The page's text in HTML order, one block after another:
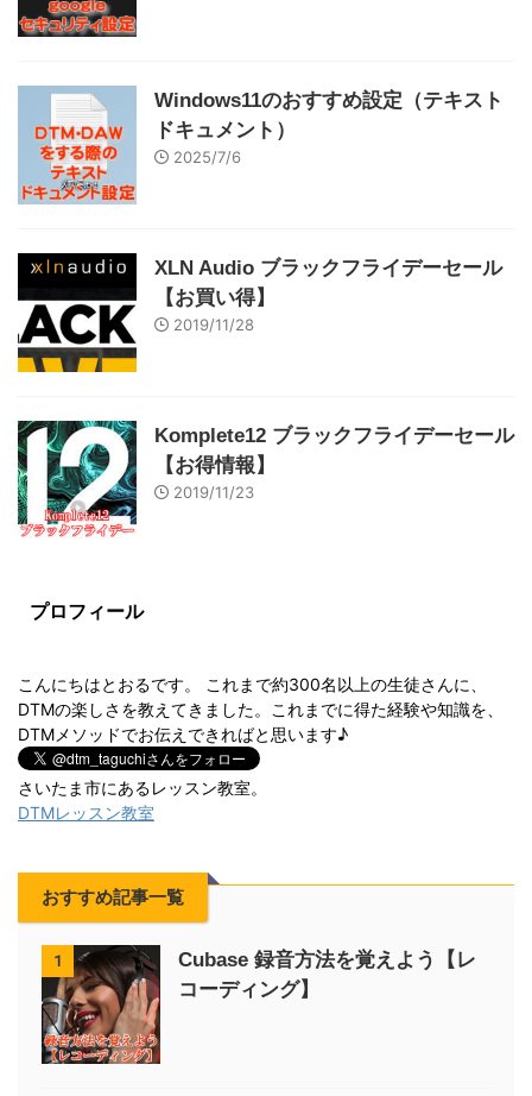
Windows11のおすすめ設定（テキスト
ドキュメント）
2025/7/6
XLN Audio ブラックフライデーセール
【お買い得】
2019/11/28
Komplete12 ブラックフライデーセール
【お得情報】
2019/11/23
プロフィール
こんにちはとおるです。 これまで約300名以上の生徒さんに、
DTMの楽しさを教えてきました。これまでに得た経験や知識を、
DTMメソッドでお伝えできればと思います♪
さいたま市にあるレッスン教室。
DTMレッスン教室
おすすめ記事一覧
1
Cubase 録音方法を覚えよう【レ
コーディング】